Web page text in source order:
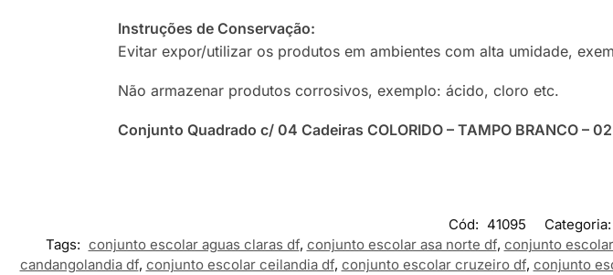
Instruções de Conservação:
Evitar expor/utilizar os produtos em ambientes com alta umidade,
Não armazenar produtos corrosivos, exemplo: ácido, cloro etc.
Conjunto Quadrado c/ 04 Cadeiras COLORIDO – TAMPO BRANCO –
Cód: 41095 Categoria:
Tags: conjunto escolar aguas claras df, conjunto escolar asa norte df, conjunto
candangolandia df, conjunto escolar ceilandia df, conjunto escolar cruzeiro df, conjunto